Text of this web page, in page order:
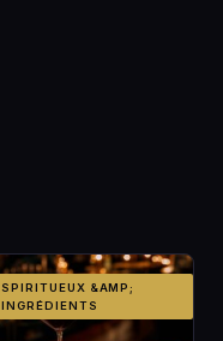
SPIRITUEUX &AMP;
INGRÉDIENTS